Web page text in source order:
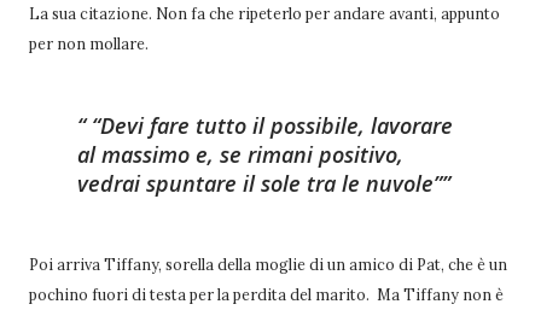
La sua citazione. Non fa che ripeterlo per andare avanti, appunto
per non mollare.
“Devi fare tutto il possibile, lavorare
al massimo e, se rimani positivo,
vedrai spuntare il sole tra le nuvole”
Poi arriva Tiffany, sorella della moglie di un amico di Pat, che è un
pochino fuori di testa per la perdita del marito. Ma Tiffany non è